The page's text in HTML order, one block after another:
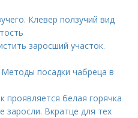
Клевер ползучий вид
заросший участок.
посадки чабреца в
проявляется белая горячка
заросли. Вкратце для тех